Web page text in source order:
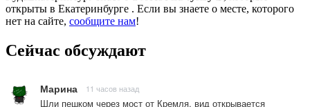
открыты в Екатеринбурге . Если вы знаете о месте, которого
нет на сайте, сообщите нам!
Сейчас обсуждают
Марина 11 часов назад
Шли пешком через мост от Кремля, вид открывается